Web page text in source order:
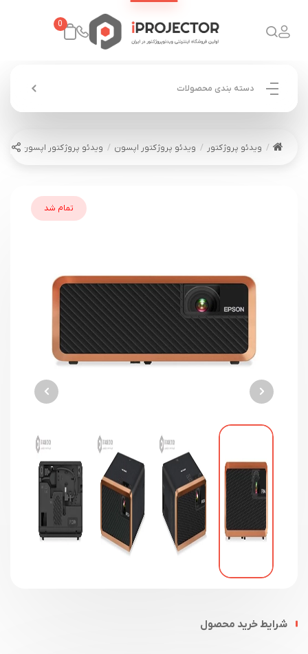
0
دسته بندی محصولات
ویدئو پروژکتور ویدئو پروژکتور اپسون ویدئو پروژکتور اپسون EPSON EF-100
تمام شد
شرایط خرید محصول